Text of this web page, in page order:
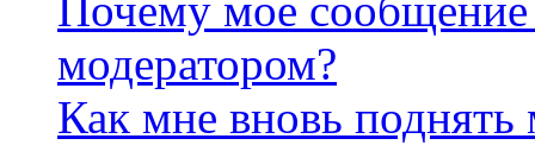
Почему мое сообщение
модератором?
Как мне вновь